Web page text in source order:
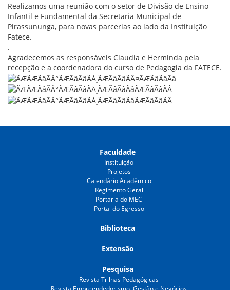
Realizamos uma reunião com o setor de Divisão de Ensino
Infantil e Fundamental da Secretaria Municipal de
Pirassununga, para novas parcerias ao lado da Instituição
Fatece.
.
Agradecemos as responsáveis Claudia e Herminda pela
recepção e a coordenadora do curso de Pedagogia da FATECE.
Faculdade
Instituição
Projetos
Calendário Acadêmico
Regimento Geral
Portaria do MEC
Portal do Egresso
Biblioteca
Extensão
Pesquisa
Revista Trilhas Pedagógicas